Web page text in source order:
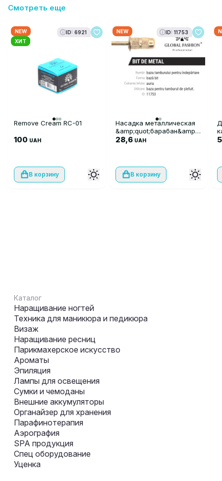
Смотреть еще
NEW
ХИТ
ID: 6921
Remove Cream RC-01
100 UAH
В корзину
NEW ID: 11753
Насадка металлическая
&amp;quot;барабан&amp;quot;
для наждачных цилиндров
28,6 UAH
В корзину
Каталог
Наращивание ногтей
Техника для маникюра и педикюра
Визаж
Наращивание ресниц
Парикмахерское искусство
Ароматы
Эпиляция
Лампы для освещения
Сумки и чемоданы
Внешние аккумуляторы
Органайзер для хранения
Парафинотерапия
Аэрография
SPA продукция
Спец оборудование
Уценка